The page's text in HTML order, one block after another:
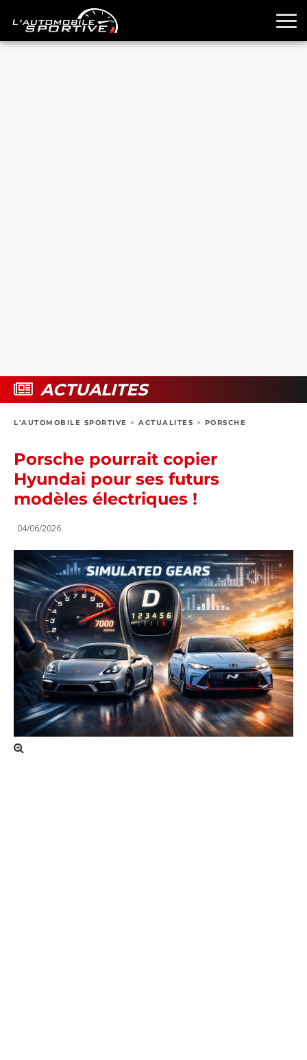
BOUTIQUE
ACTUALITES
L'AUTOMOBILE SPORTIVE > ACTUALITES > PORSCHE
Porsche pourrait copier
Hyundai pour ses futurs
modèles électriques !
04/06/2026